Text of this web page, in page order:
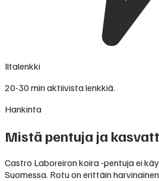
Iltalenkki
20-30 min aktiivista lenkkiä.
Hankinta
Mistä pentuja ja
Castro Laboreiron koira -pentuja ei
Suomessa. Rotu on erittäin